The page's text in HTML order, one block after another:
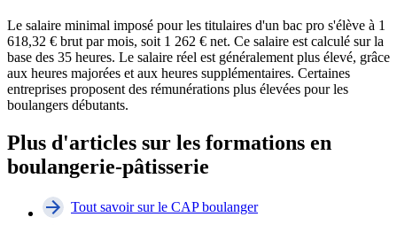
Le salaire minimal imposé pour les titulaires d'un bac pro s'élève à 1
618,32 € brut par mois, soit 1 262 € net. Ce salaire est calculé sur la
base des 35 heures. Le salaire réel est généralement plus élevé, grâce
aux heures majorées et aux heures supplémentaires. Certaines
entreprises proposent des rémunérations plus élevées pour les
boulangers débutants.
Plus d'articles sur les formations en
boulangerie-pâtisserie
Tout savoir sur le CAP boulanger